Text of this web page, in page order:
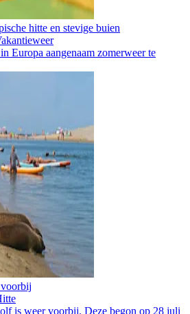
hitte en stevige buien
Europa aangenaam zomerweer te
is weer voorbij. Deze begon op 28 juli